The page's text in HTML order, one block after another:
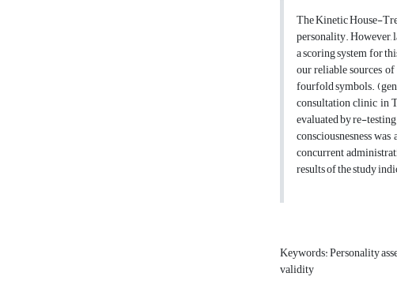
The Kinetic House-
personality. However,
a scoring system for
our reliable sources
fourfold symbols.
consultation clinic in
evaluated by re-
consciousnesness
concurrent
results of the study
Keywords: Personality
validity